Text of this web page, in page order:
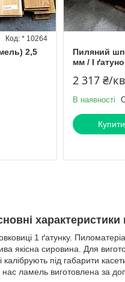
2,5
* 10264
Пиляний
мм / I
2 317 ₴/
В наявності
Купити
1 ґатунку.
якісна сировина. Для
під габарити
ламель виготовлена ​​за